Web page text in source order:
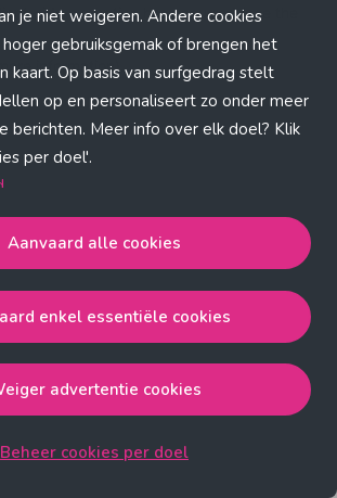
je niet weigeren. Andere cookies
gebruiksgemak of brengen het
kaart. Op basis van surfgedrag stelt
op en personaliseert zo onder meer
berichten. Meer info over elk doel? Klik
per doel'.
gaat akkoord met de strict
functionele en advertentie
cookies.
cookiesgaat akkoord met de strict
Aanvaard alle cookies
enkel essentiële cookies
advertentie cookies
Beheer cookies per doel
side exception has occurred (see the
information)